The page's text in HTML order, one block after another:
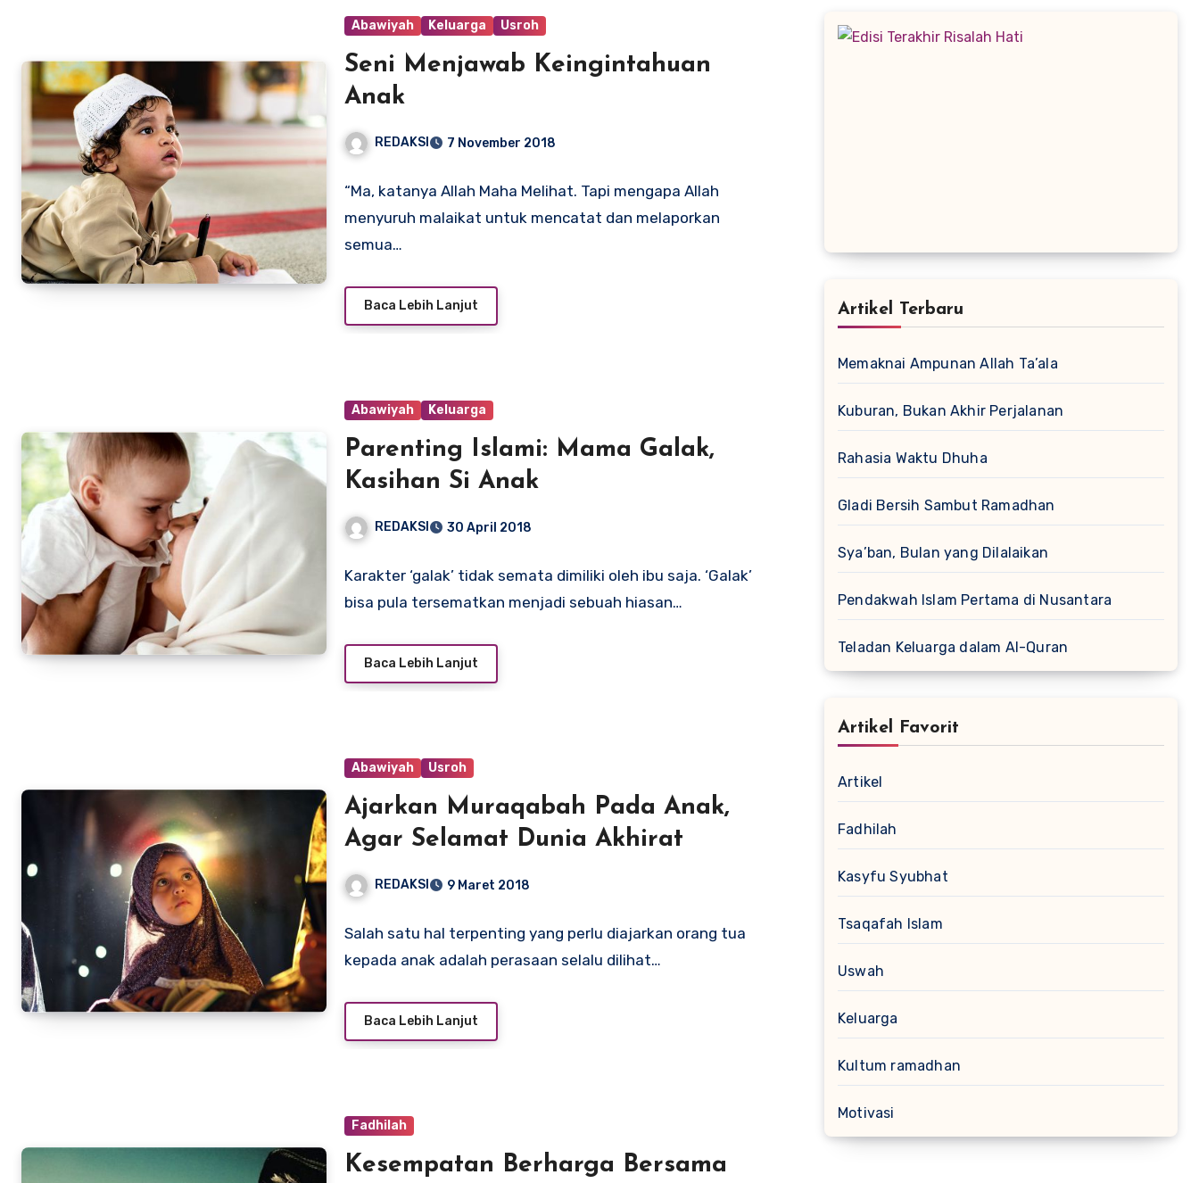
Abawiyah Keluarga Usroh
Seni Menjawab Keingintahuan
Anak
REDAKSI 7 November 2018
“Ma, katanya Allah Maha Melihat. Tapi mengapa Allah
menyuruh malaikat untuk mencatat dan melaporkan
semua…
Baca Lebih Lanjut
Abawiyah Keluarga
Parenting Islami: Mama Galak,
Kasihan Si Anak
REDAKSI 30 April 2018
Karakter ‘galak’ tidak semata dimiliki oleh ibu saja. ‘Galak’
bisa pula tersematkan menjadi sebuah hiasan…
Baca Lebih Lanjut
Abawiyah Usroh
Ajarkan Muraqabah Pada Anak,
Agar Selamat Dunia Akhirat
REDAKSI 9 Maret 2018
Salah satu hal terpenting yang perlu diajarkan orang tua
kepada anak adalah perasaan selalu dilihat…
Baca Lebih Lanjut
Fadhilah
Kesempatan Berharga Bersama
Artikel Terbaru
Memaknai Ampunan Allah Ta’ala
Kuburan, Bukan Akhir Perjalanan
Rahasia Waktu Dhuha
Gladi Bersih Sambut Ramadhan
Sya’ban, Bulan yang Dilalaikan
Pendakwah Islam Pertama di Nusantara
Teladan Keluarga dalam Al-Quran
Artikel Favorit
Artikel
Fadhilah
Kasyfu Syubhat
Tsaqafah Islam
Uswah
Keluarga
Kultum ramadhan
Motivasi